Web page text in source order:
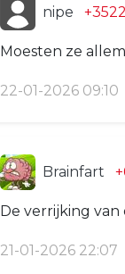
nipe +3522
Moesten ze
22-01-2026 09:10
Brainfart
De verrijking van
21-01-2026 22:07